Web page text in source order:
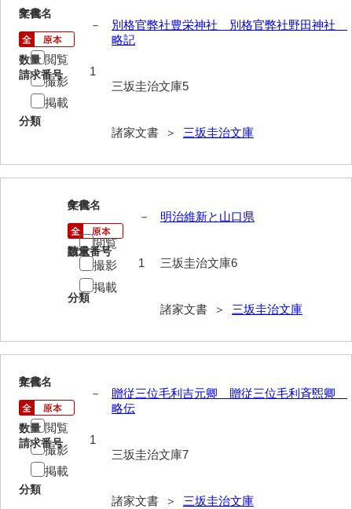
大中家文書（神奈川県）
大野毛利家文書
大村益次郎文書
大本氏収集文書
岡田家文書（徳地町）
岡田家文書（萩市）
岡田学収集史料
岡藤家文書
小川家文書
尾崎家文書
5
文書名
別格官弊社豊栄神社 別格官弊社野田神社
略記
請求番号
三坂圭治文庫5
分類
諸家文書 ＞ 三坂圭治文庫
年代
－
数量
1
閲覧
撮影
掲載
6
文書名
明治維新と山口県
請求番号
三坂圭治文庫6
分類
諸家文書 ＞ 三坂圭治文庫
年代
－
数量
1
閲覧
撮影
掲載
7
文書名
贈従三位毛利吉元卿 贈従三位毛利斉煕卿
略伝
請求番号
三坂圭治文庫7
分類
諸家文書 ＞ 三坂圭治文庫
年代
－
数量
1
閲覧
撮影
掲載